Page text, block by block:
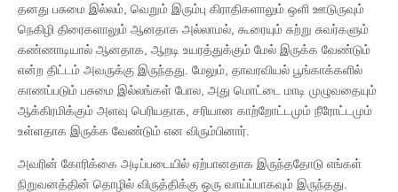
தனது பசுமை இல்லம், வெறும் இரும்பு கிராதிகளாலும் ஒளி ஊடுருவும்
நெகிழி திரைகளாலும் ஆனதாக அல்லாமல், கூரையும் சுற்று சுவர்களும்
கண்ணாடியால் ஆனதாக, ஆறடி உயரத்துக்கும் மேல் இருக்க வேண்டும்
என்ற திட்டம் அவருக்கு இருந்தது. மேலும், தாவரவியல் பூங்காக்களில்
காணப்படும் பசுமை இல்லங்கள் போல, அது மொட்டை மாடி முழுவதையும்
ஆக்கிரமிக்கும் அளவு பெரியதாக, சரியான காற்றோட்டமும் நீரோட்டமும்
உள்ளதாக இருக்க வேண்டும் என விரும்பினார்.
அவரின் கோரிக்கை அடிப்படையில் ஏற்பானதாக இருந்ததோடு எங்கள்
நிறுவனத்தின் தொழில் விருத்திக்கு ஒரு வாய்ப்பாகவும் இருந்தது.